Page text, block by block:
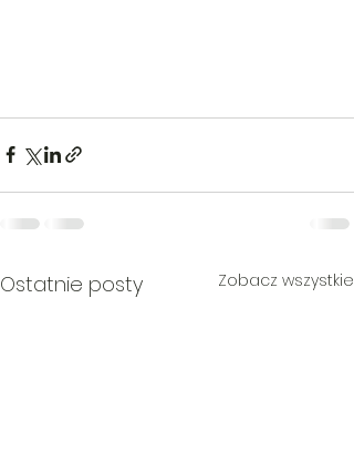
Ostatnie posty Zobacz wszystkie